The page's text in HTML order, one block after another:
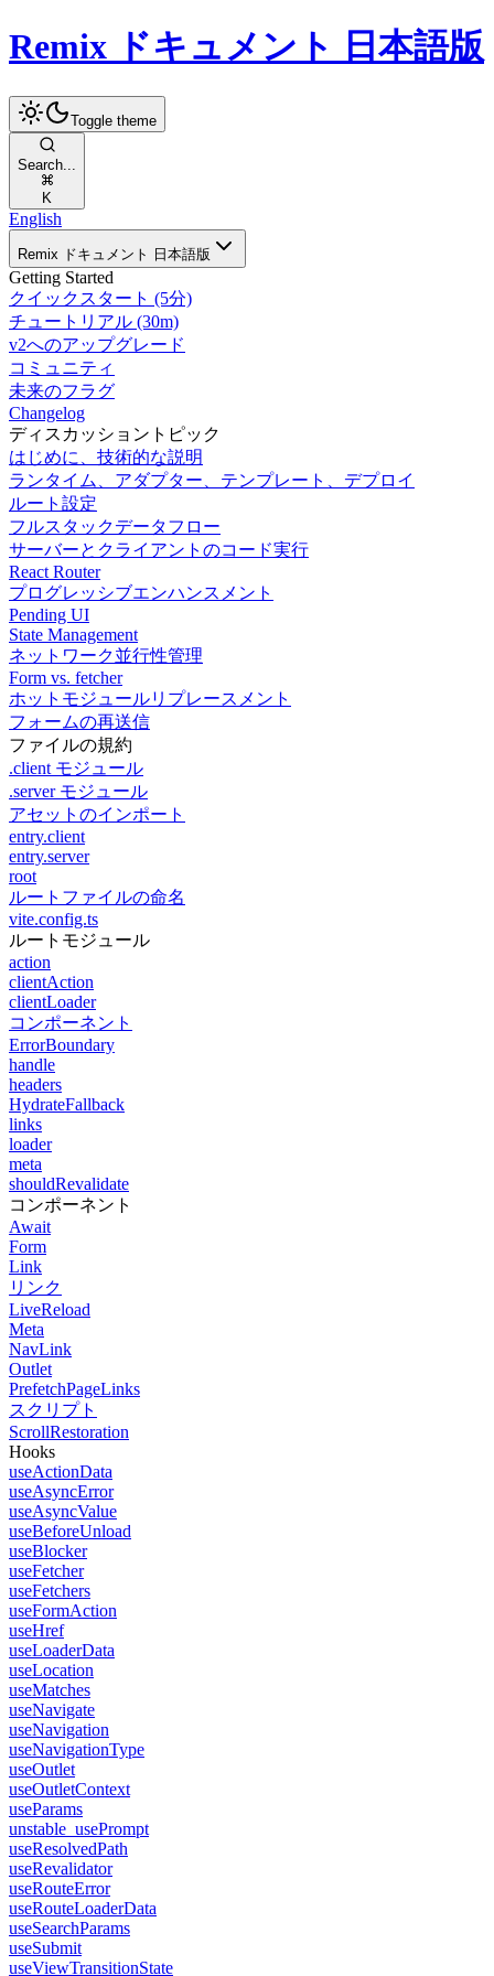
Remix ドキュメント 日本語版
Toggle theme
Search...
K
English
Remix ドキュメント 日本語版
Getting Started
クイックスタート (5分)
チュートリアル (30m)
v2へのアップグレード
コミュニティ
未来のフラグ
Changelog
ディスカッショントピック
はじめに、技術的な説明
ランタイム、アダプター、テンプレート、デプロイ
ルート設定
フルスタックデータフロー
サーバーとクライアントのコード実行
React Router
プログレッシブエンハンスメント
Pending UI
State Management
ネットワーク並行性管理
Form vs. fetcher
ホットモジュールリプレースメント
フォームの再送信
ファイルの規約
.client モジュール
.server モジュール
アセットのインポート
entry.client
entry.server
root
ルートファイルの命名
vite.config.ts
ルートモジュール
action
clientAction
clientLoader
コンポーネント
ErrorBoundary
handle
headers
HydrateFallback
links
loader
meta
shouldRevalidate
コンポーネント
Await
Form
Link
リンク
LiveReload
Meta
NavLink
Outlet
PrefetchPageLinks
スクリプト
ScrollRestoration
Hooks
useActionData
useAsyncError
useAsyncValue
useBeforeUnload
useBlocker
useFetcher
useFetchers
useFormAction
useHref
useLoaderData
useLocation
useMatches
useNavigate
useNavigation
useNavigationType
useOutlet
useOutletContext
useParams
unstable_usePrompt
useResolvedPath
useRevalidator
useRouteError
useRouteLoaderData
useSearchParams
useSubmit
useViewTransitionState